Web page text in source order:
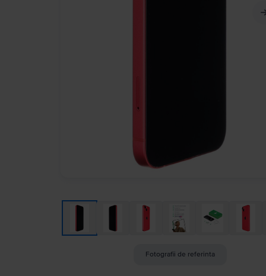
Fotografii de referinta